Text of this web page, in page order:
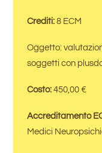
Crediti: 8 ECM
Oggetto:
soggetti con
Costo: 450,00 €
Accreditamento
Medici